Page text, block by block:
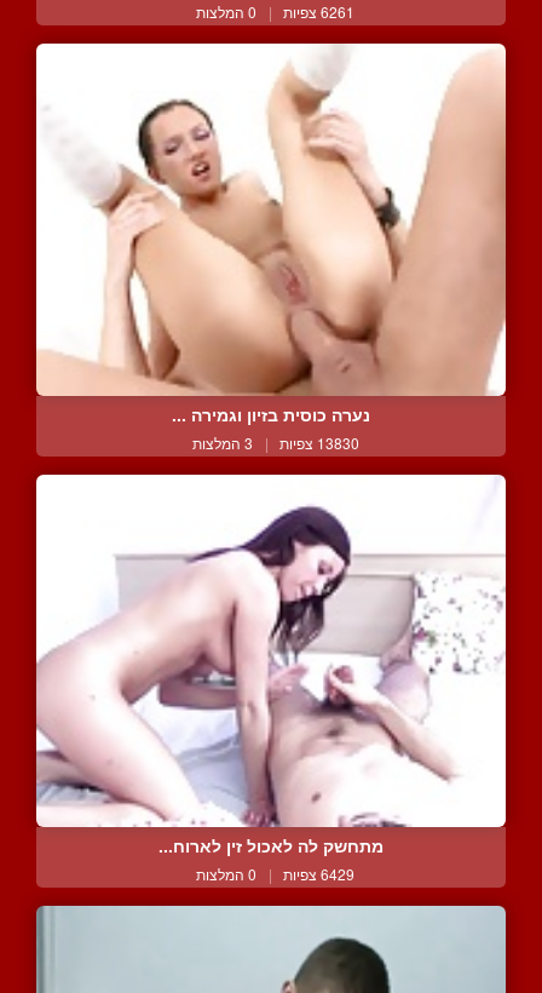
6261 צפיות | 0 המלצות
נערה כוסית בזיון וגמירה ...
13830 צפיות | 3 המלצות
מתחשק לה לאכול זין לארוח...
6429 צפיות | 0 המלצות